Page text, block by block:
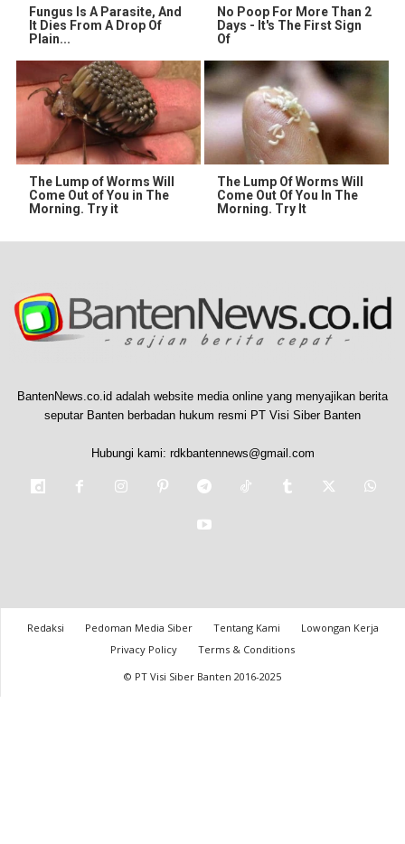
Fungus Is A Parasite, And
It Dies From A Drop Of
Plain...
No Poop For More Than 2
Days - It's The First Sign
Of
The Lump of Worms Will
Come Out of You in The
Morning. Try it
The Lump Of Worms Will
Come Out Of You In The
Morning. Try It
BantenNews.co.id adalah website media online yang menyajikan berita
seputar Banten berbadan hukum resmi PT Visi Siber Banten
Hubungi kami: rdkbantennews@gmail.com
Redaksi Pedoman Media Siber Tentang Kami
Lowongan Kerja
Privacy Policy
Terms & Conditions
© PT Visi Siber Banten 2016-2025